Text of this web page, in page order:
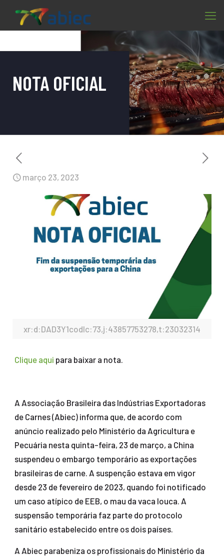
NOTA OFICIAL
março 23, 2023
xr:d:DAD3Y1codIc:73,j:43857753278,t:23032314
Clique aqui para baixar a nota.
A Associação Brasileira das Indústrias Exportadoras
de Carnes (Abiec) informa que, de acordo com
anúncio realizado pelo Ministério da Agricultura e
Pecuária nesta quinta-feira, 23 de março, a China
suspendeu o embargo temporário as exportações
brasileiras de carne. A suspenção estava em vigor
desde 23 de fevereiro de 2023, quando foi notificado
um caso atípico de EEB, o mau da vaca louca. A
suspensão temporária faz parte do protocolo
sanitário estabelecido entre os dois países.
A Abiec parabeniza os profissionais do Ministério da